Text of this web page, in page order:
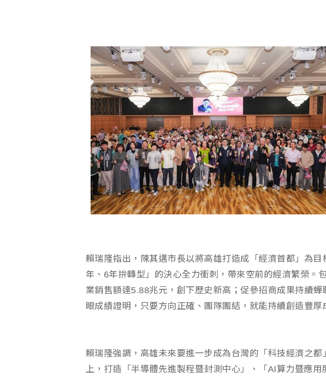
賴瑞隆指出，陳其邁市長以將高雄打造成「經濟首都」為目
年、6年拚轉型」的決心全力衝刺，帶來空前的經濟繁榮。
業銷售額達5.88兆元，創下歷史新高；促參招商成果持續蟬
眼成績證明，只要方向正確、團隊團結，就能持續創造豐厚
賴瑞隆強調，高雄未來要進一步成為台灣的「科技經濟之都
上，打造「半導體先進製程暨封測中心」、「AI算力暨應用